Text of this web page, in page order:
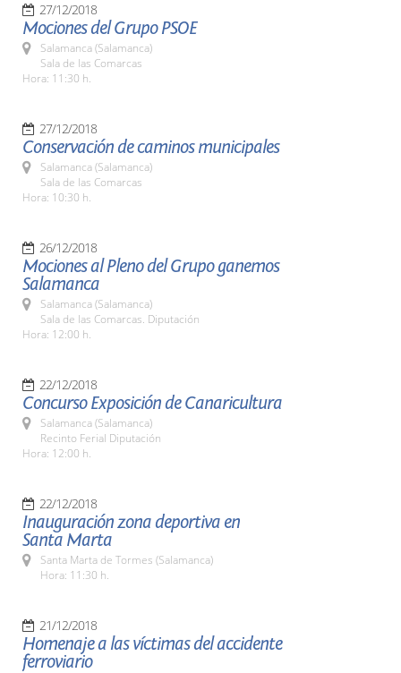
27/12/2018
Mociones del Grupo PSOE
Salamanca (Salamanca)
Sala de las Comarcas
Hora: 11:30 h.
27/12/2018
Conservación de caminos municipales
Salamanca (Salamanca)
Sala de las Comarcas
Hora: 10:30 h.
26/12/2018
Mociones al Pleno del Grupo ganemos
Salamanca
Salamanca (Salamanca)
Sala de las Comarcas. Diputación
Hora: 12:00 h.
22/12/2018
Concurso Exposición de Canaricultura
Salamanca (Salamanca)
Recinto Ferial Diputación
Hora: 12:00 h.
22/12/2018
Inauguración zona deportiva en
Santa Marta
Santa Marta de Tormes (Salamanca)
Hora: 11:30 h.
21/12/2018
Homenaje a las víctimas del accidente
ferroviario